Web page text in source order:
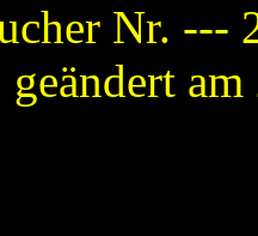
Nr. ---
geändert